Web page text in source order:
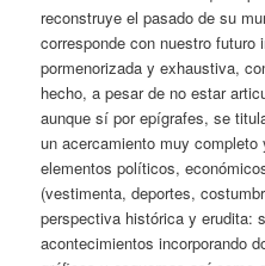
reconstruye el pasado de su
corresponde con nuestro futuro
pormenorizada y exhaustiva,
hecho, a pesar de no estar
aunque sí por epígrafes, se
un acercamiento muy
elementos políticos,
(vestimenta, deportes,
perspectiva histórica y erudita:
acontecimientos incorporando